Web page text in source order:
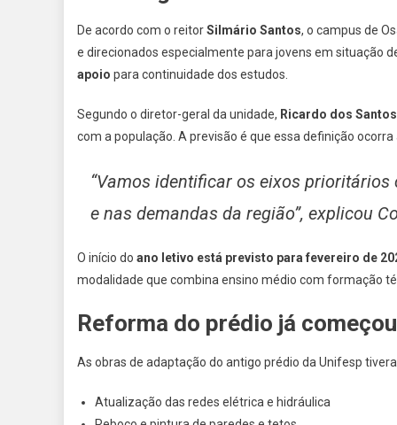
De acordo com o reitorSilmário Santos, o campus de
e direcionados especialmente para jovens em situação
apoio para continuidade dos estudos.
Segundo o diretor-geral da unidade, Ricardo dos
com a população. A previsão é que essa definição
“Vamos identificar os eixos
e nas demandas da região”, explicou
O início do ano letivo está previsto para fevereiro de
modalidade que combina ensino médio com formação
Reforma do prédio já começou
As obras de adaptação do antigo prédio da Unifesp
Atualização das redes elétrica e hidráulica